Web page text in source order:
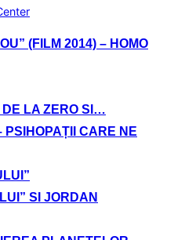
(FILM 2014) – HOMO
DE LA ZERO SI…
PSIHOPAȚII CARE NE
SI JORDAN